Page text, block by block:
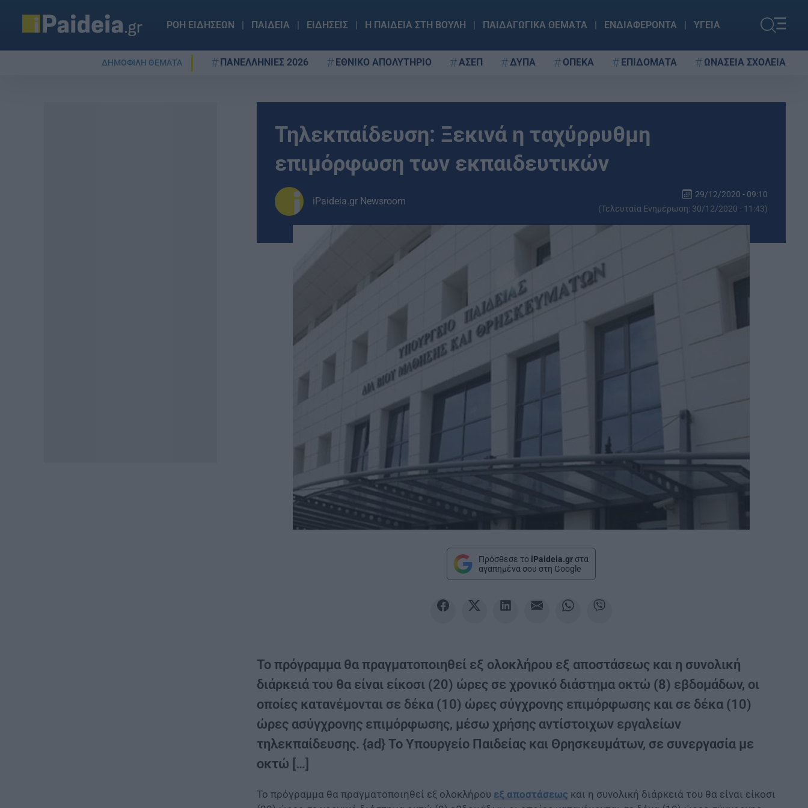
ΡΟΗ ΕΙΔΗΣΕΩΝ ΠΑΙΔΕΙΑ ΕΙΔΗΣΕΙΣ Η ΠΑΙΔΕΙΑ ΣΤΗ ΒΟΥΛΗ ΠΑΙΔΑΓΩΓΙΚΑ ΘΕΜΑΤΑ ΕΝΔΙΑΦΕΡΟΝΤΑ ΥΓΕΙΑ
ΔΗΜΟΦΙΛΗ ΘΕΜΑΤΑ ΠΑΝΕΛΛΗΝΙΕΣ 2026 ΕΘΝΙΚΟ ΑΠΟΛΥΤΗΡΙΟ ΑΣΕΠ ΔΥΠΑ ΟΠΕΚΑ ΕΠΙΔΟΜΑΤΑ ΩΝΑΣΕΙΑ ΣΧΟΛΕΙΑ
Τηλεκπαίδευση: Ξεκινά η ταχύρρυθμη
επιμόρφωση των εκπαιδευτικών
iPaideia.gr Newsroom
29/12/2020 - 09:10
(Τελευταία Ενημέρωση: 30/12/2020 - 11:43)
Πρόσθεσε το iPaideia.gr στα
αγαπημένα σου στη Google
Το πρόγραμμα θα πραγματοποιηθεί εξ ολοκλήρου εξ αποστάσεως και η συνολική
διάρκειά του θα είναι είκοσι (20) ώρες σε χρονικό διάστημα οκτώ (8) εβδομάδων, οι
οποίες κατανέμονται σε δέκα (10) ώρες σύγχρονης επιμόρφωσης και σε δέκα (10)
ώρες ασύγχρονης επιμόρφωσης, μέσω χρήσης αντίστοιχων εργαλείων
τηλεκπαίδευσης. {ad} Το Υπουργείο Παιδείας και Θρησκευμάτων, σε συνεργασία με
οκτώ […]
Το πρόγραμμα θα πραγματοποιηθεί εξ ολοκλήρου εξ αποστάσεως και η συνολική διάρκειά του θα είναι είκοσι